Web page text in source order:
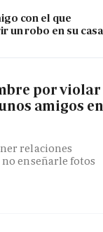
con el que
un robo en su
por violar
amigos en
relaciones
enseñarle fotos